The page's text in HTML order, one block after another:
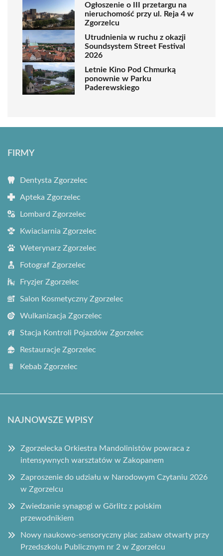
Ogłoszenie o III przetargu na
nieruchomość przy ul. Reja 4 w
Zgorzelcu
Utrudnienia w ruchu z okazji
Soundsystem Street Festival
2026
Letnie Kino Pod Chmurką
ponownie w Parku
Paderewskiego
FIRMY
Dentysta Zgorzelec
Apteka Zgorzelec
Lombard Zgorzelec
Kwiaciarnia Zgorzelec
Weterynarz Zgorzelec
Fotograf Zgorzelec
Fryzjer Zgorzelec
Salon Kosmetyczny Zgorzelec
Wulkanizacja Zgorzelec
Stacja Kontroli Pojazdów Zgorzelec
Restauracje Zgorzelec
Kebab Zgorzelec
NAJNOWSZE WPISY
Zgorzelecka Orkiestra Mandolinistów powraca z
intensywnych warsztatów w Zakopanem
Zaproszenie do udziału w Narodowym Czytaniu 2026
w Zgorzelcu
Zwiedzanie synagogi w Görlitz z polskim
przewodnikiem
Nowy naukowo-sensoryczny plac zabaw otwarty przy
Przedszkolu Publicznym nr 2 w Zgorzelcu